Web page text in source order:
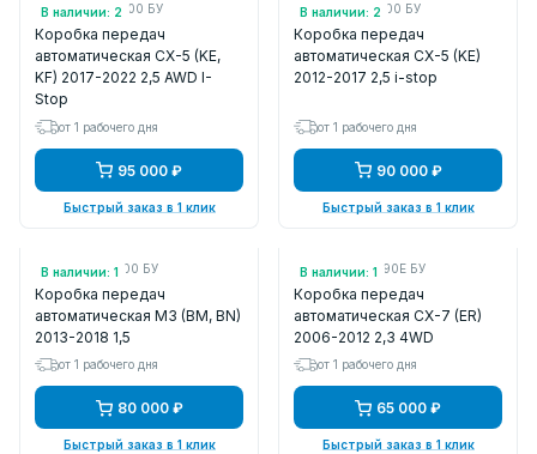
В наличии: 2
Арт.: FW8V03000 БУ
Коробка передач
автоматическая CX-5 (KE,
KF) 2017-2022 2,5 AWD I-
Stop
от 1 рабочего дня
95 000 ₽
Быстрый заказ в 1 клик
В наличии: 2
Арт.: FW7S03000 БУ
Коробка передач
автоматическая CX-5 (KE)
2012-2017 2,5 i-stop
от 1 рабочего дня
90 000 ₽
Быстрый заказ в 1 клик
В наличии: 1
Арт.: FWF103000 БУ
Коробка передач
автоматическая M3 (BM, BN)
2013-2018 1,5
от 1 рабочего дня
80 000 ₽
Быстрый заказ в 1 клик
В наличии: 1
Арт.: AW3619090Е БУ
Коробка передач
автоматическая CX-7 (ER)
2006-2012 2,3 4WD
от 1 рабочего дня
65 000 ₽
Быстрый заказ в 1 клик